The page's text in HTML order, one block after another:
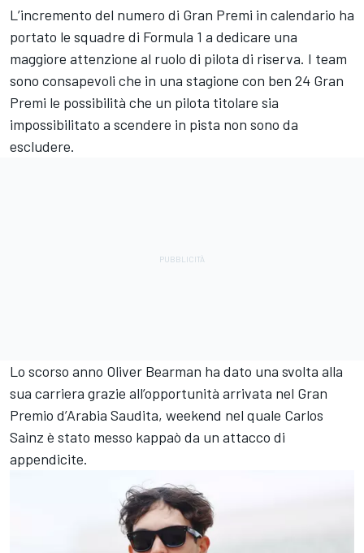
L’incremento del numero di Gran Premi in calendario ha
portato le squadre di Formula 1 a dedicare una
maggiore attenzione al ruolo di pilota di riserva. I team
sono consapevoli che in una stagione con ben 24 Gran
Premi le possibilità che un pilota titolare sia
impossibilitato a scendere in pista non sono da
escludere.
Lo scorso anno Oliver Bearman ha dato una svolta alla
sua carriera grazie all’opportunità arrivata nel Gran
Premio d’Arabia Saudita, weekend nel quale Carlos
Sainz è stato messo kappaò da un attacco di
appendicite.